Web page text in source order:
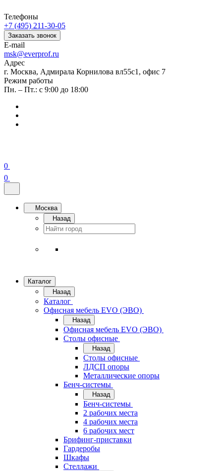
Телефоны
+7 (495) 211-30-05
Заказать звонок
E-mail
msk@everprof.ru
Адрес
г. Москва, Адмирала Корнилова вл55с1, офис 7
Режим работы
Пн. – Пт.: с 9:00 до 18:00
0
0
Москва
Назад
Каталог
Назад
Каталог
Офисная мебель EVO (ЭВО)
Назад
Офисная мебель EVO (ЭВО)
Cтолы офисные
Назад
Cтолы офисные
ЛДСП опоры
Металлические опоры
Бенч-системы
Назад
Бенч-системы
2 рабочих места
4 рабочих места
6 рабочих мест
Брифинг-приставки
Гардеробы
Шкафы
Стеллажи